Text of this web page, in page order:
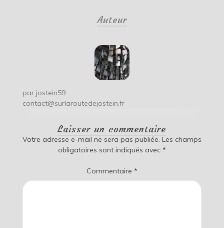
Auteur
par jostein59
contact@surlaroutedejostein.fr
Laisser un commentaire
Votre adresse e-mail ne sera pas publiée. Les champs
obligatoires sont indiqués avec *
Commentaire *